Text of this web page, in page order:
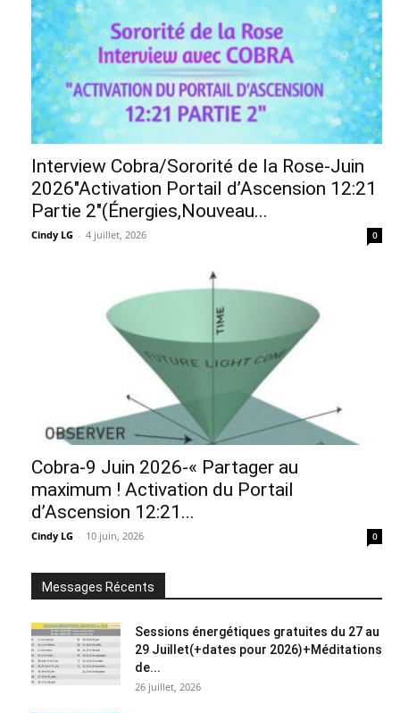
Interview Cobra/Sororité de la Rose-Juin
2026″Activation Portail d’Ascension 12:21
Partie 2″(Énergies,Nouveau...
Cindy LG - 4 juillet, 2026 0
Cobra-9 Juin 2026-« Partager au
maximum ! Activation du Portail
d’Ascension 12:21...
Cindy LG - 10 juin, 2026 0
Messages Récents
Sessions énergétiques gratuites du 27 au
29 Juillet(+dates pour 2026)+Méditations
de...
26 juillet, 2026